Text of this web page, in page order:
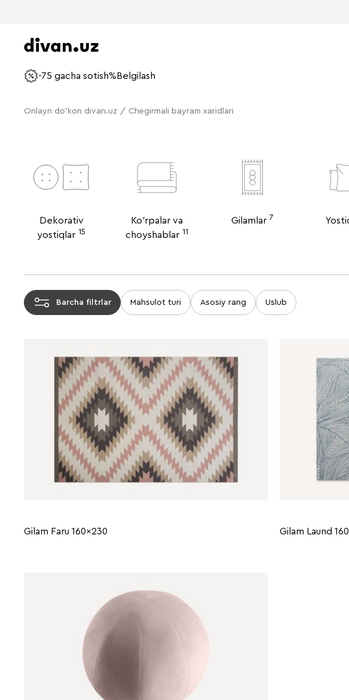
-75 gacha sotish% Belgilash
Onlayn do'kon divan.uz / Chegirmali bayram xaridlari
Dekorativ
yostiqlar 15
Ko'rpalar va
choyshablar 11
Gilamlar 7
Barcha filtrlar Mahsulot turi Asosiy rang Uslub
Gilam Faru 160x230 Gilam Laund